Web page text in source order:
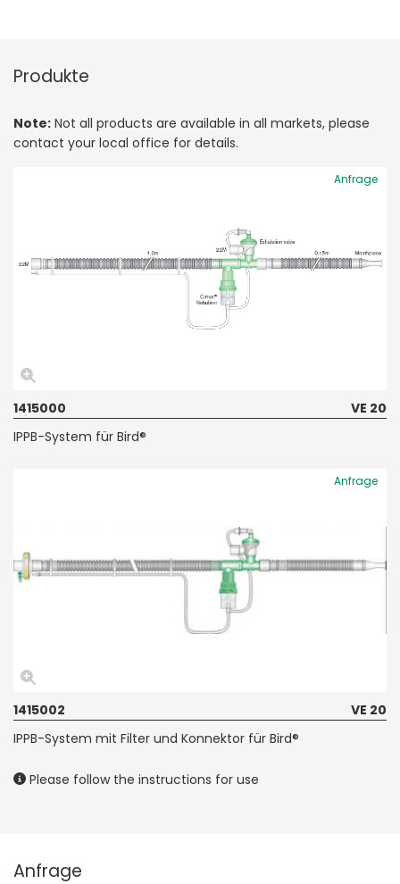
Produkte
Note: Not all products are available in all markets, please
contact your local office for details.
Anfrage
1415000
VE 20
IPPB-System für Bird®
Anfrage
1415002
VE 20
IPPB-System mit Filter und Konnektor für Bird®
Please follow the instructions for use
Anfrage